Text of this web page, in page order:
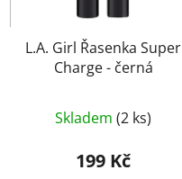
L.A. Girl Řasenka Super
Charge - černá
hodnocení
produktu
Skladem (2 ks)
199 Kč